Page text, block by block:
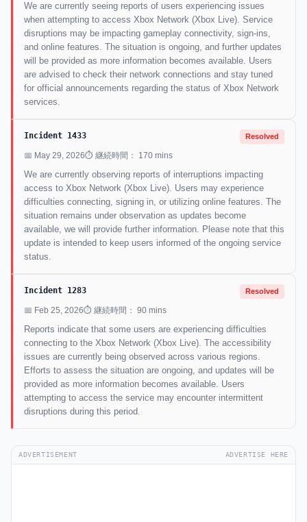
We are currently seeing reports of users experiencing issues
when attempting to access Xbox Network (Xbox Live). Service
disruptions may be impacting gameplay connectivity, sign-ins,
and online features. The situation is ongoing, and further updates
will be provided as more information becomes available. Users
are advised to check their network connections and stay tuned
for official announcements regarding the status of Xbox Network
services.
Incident 1433 Resolved
📅 May 29, 2026⏱ 継続時間： 170 mins
We are currently observing reports of interruptions impacting
access to Xbox Network (Xbox Live). Users may experience
difficulties connecting, signing in, or utilizing online features. The
situation remains under observation as updates become
available, we will provide further information. Please note that this
update is intended to keep users informed of the ongoing service
status.
Incident 1283 Resolved
📅 Feb 25, 2026⏱ 継続時間： 90 mins
Reports indicate that some users are experiencing difficulties
connecting to the Xbox Network (Xbox Live). The accessibility
issues are currently being observed across various regions.
Efforts to assess the situation are ongoing, and updates will be
provided as more information becomes available. Users
attempting to access the service may encounter intermittent
disruptions during this period.
ADVERTISEMENT ADVERTISE HERE